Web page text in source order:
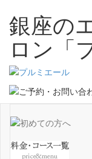
銀座の
ロン「